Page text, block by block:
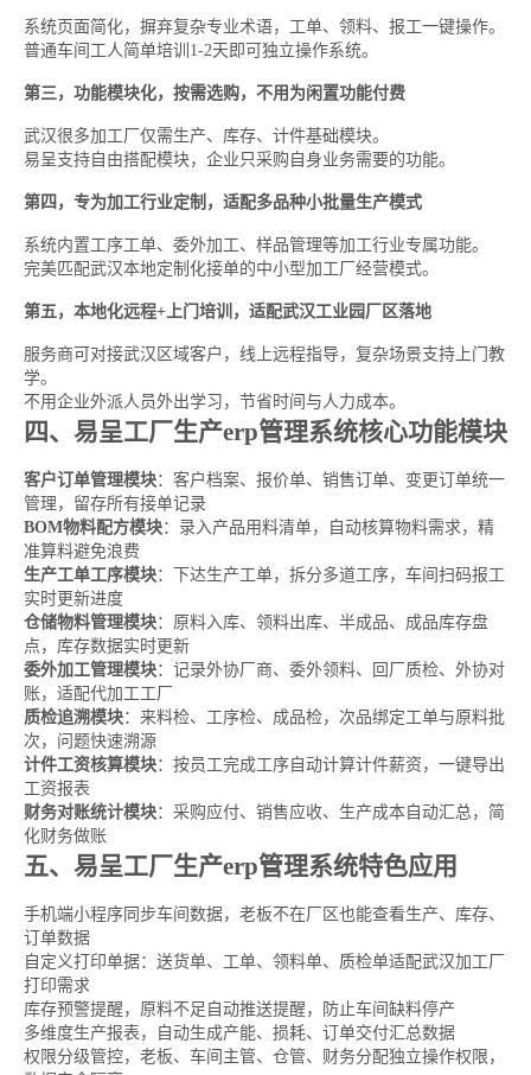
系统页面简化，摒弃复杂专业术语，工单、领料、报工一键操作。
普通车间工人简单培训1-2天即可独立操作系统。
第三，功能模块化，按需选购，不用为闲置功能付费
武汉很多加工厂仅需生产、库存、计件基础模块。
易呈支持自由搭配模块，企业只采购自身业务需要的功能。
第四，专为加工行业定制，适配多品种小批量生产模式
系统内置工序工单、委外加工、样品管理等加工行业专属功能。
完美匹配武汉本地定制化接单的中小型加工厂经营模式。
第五，本地化远程+上门培训，适配武汉工业园厂区落地
服务商可对接武汉区域客户，线上远程指导，复杂场景支持上门教
学。
不用企业外派人员外出学习，节省时间与人力成本。
四、易呈工厂生产erp管理系统核心功能模块
客户订单管理模块：客户档案、报价单、销售订单、变更订单统一
管理，留存所有接单记录
BOM物料配方模块：录入产品用料清单，自动核算物料需求，精
准算料避免浪费
生产工单工序模块：下达生产工单，拆分多道工序，车间扫码报工
实时更新进度
仓储物料管理模块：原料入库、领料出库、半成品、成品库存盘
点，库存数据实时更新
委外加工管理模块：记录外协厂商、委外领料、回厂质检、外协对
账，适配代加工工厂
质检追溯模块：来料检、工序检、成品检，次品绑定工单与原料批
次，问题快速溯源
计件工资核算模块：按员工完成工序自动计算计件薪资，一键导出
工资报表
财务对账统计模块：采购应付、销售应收、生产成本自动汇总，简
化财务做账
五、易呈工厂生产erp管理系统特色应用
手机端小程序同步车间数据，老板不在厂区也能查看生产、库存、
订单数据
自定义打印单据：送货单、工单、领料单、质检单适配武汉加工厂
打印需求
库存预警提醒，原料不足自动推送提醒，防止车间缺料停产
多维度生产报表，自动生成产能、损耗、订单交付汇总数据
权限分级管控，老板、车间主管、仓管、财务分配独立操作权限，